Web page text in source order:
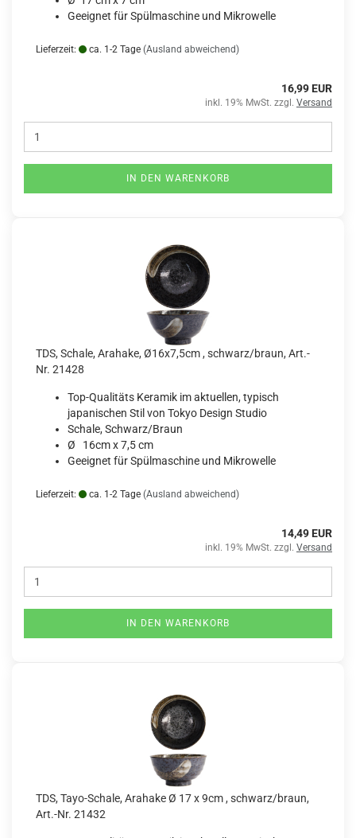
Geeignet für Spülmaschine und Mikrowelle
Lieferzeit: ca. 1-2 Tage (Ausland abweichend)
16,99 EUR
inkl. 19% MwSt. zzgl. Versand
IN DEN WARENKORB
TDS, Schale, Arahake, Ø16x7,5cm , schwarz/braun, Art.-
Nr. 21428
Top-Qualitäts Keramik im aktuellen, typisch
japanischen Stil von Tokyo Design Studio
Schale, Schwarz/Braun
Ø 16cm x 7,5 cm
Geeignet für Spülmaschine und Mikrowelle
Lieferzeit: ca. 1-2 Tage (Ausland abweichend)
14,49 EUR
inkl. 19% MwSt. zzgl. Versand
IN DEN WARENKORB
TDS, Tayo-Schale, Arahake Ø 17 x 9cm , schwarz/braun,
Art.-Nr. 21432